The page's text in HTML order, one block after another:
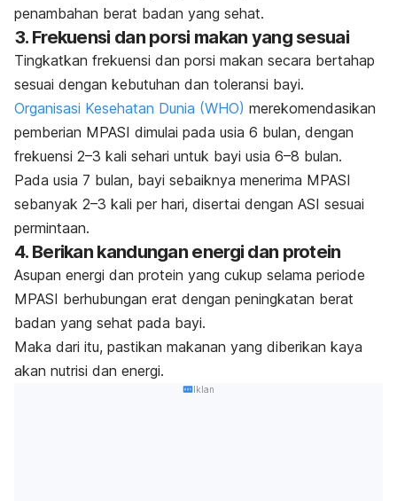
penambahan berat badan yang sehat.
3. Frekuensi dan porsi makan yang sesuai
Tingkatkan frekuensi dan porsi makan secara bertahap
sesuai dengan kebutuhan dan toleransi bayi.
Organisasi Kesehatan Dunia (WHO) merekomendasikan
pemberian MPASI dimulai pada usia 6 bulan, dengan
frekuensi 2–3 kali sehari untuk bayi usia 6–8 bulan.
Pada usia 7 bulan, bayi sebaiknya menerima MPASI
sebanyak 2–3 kali per hari, disertai dengan ASI sesuai
permintaan.
4. Berikan kandungan energi dan protein
Asupan energi dan protein yang cukup selama periode
MPASI berhubungan erat dengan peningkatan berat
badan yang sehat pada bayi.
Maka dari itu, pastikan makanan yang diberikan kaya
akan nutrisi dan energi.
Iklan